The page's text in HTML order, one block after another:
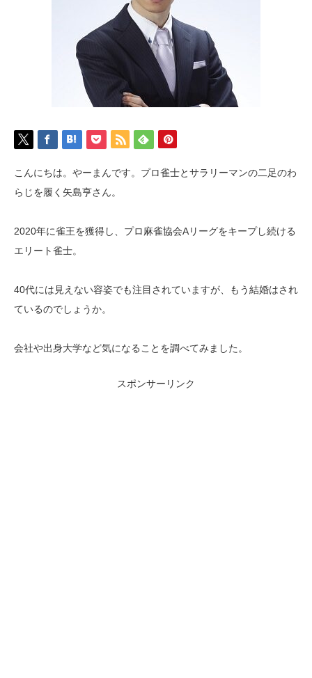
こんにちは。やーまんです。プロ雀士とサラリーマンの二足のわ
らじを履く矢島亨さん。
2020年に雀王を獲得し、プロ麻雀協会Aリーグをキープし続ける
エリート雀士。
40代には見えない容姿でも注目されていますが、もう結婚はされ
ているのでしょうか。
会社や出身大学など気になることを調べてみました。
スポンサーリンク